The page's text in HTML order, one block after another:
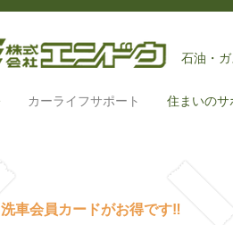
石油・
カーライフサポート 住まいのサ
洗車会員カードがお得です‼